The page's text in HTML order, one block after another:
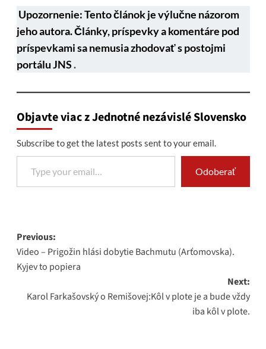
Upozornenie: Tento článok je výlučne názorom
jeho autora. Články, príspevky a komentáre pod
príspevkami sa nemusia zhodovať s postojmi
portálu JNS.
Objavte viac z Jednotné nezávislé Slovensko
Subscribe to get the latest posts sent to your email.
Type your email…
Odoberať
Post
navigation
Previous:
Video – Prigožin hlási dobytie Bachmutu (Arťomovska).
Kyjev to popiera
Next:
Karol Farkašovský o Remišovej:Kôl v plote je a bude vždy
iba kôl v plote.